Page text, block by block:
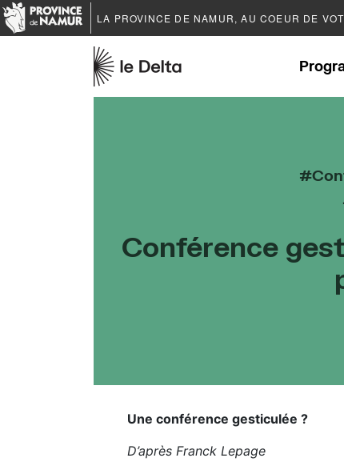
LA PROVINCE DE NAMUR, AU COEUR DE
Conférence
Une conférence gesticulée ?
D’après Franck Lepage